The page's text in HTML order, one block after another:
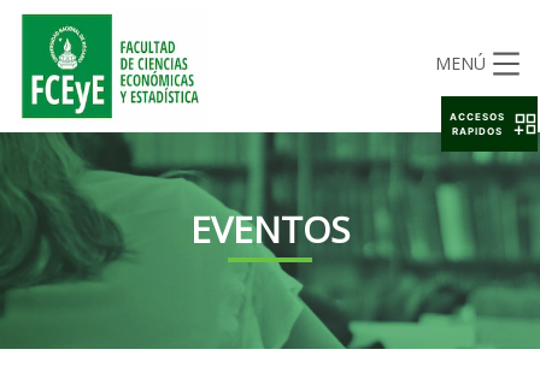
MENÚ
EVENTOS
ACCESOS
RAPIDOS